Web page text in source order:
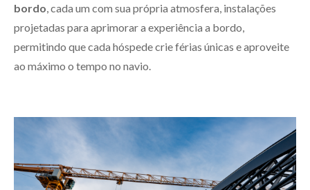
bordo , cada um com sua própria atmosfera, instalações
projetadas para aprimorar a experiência a bordo,
permitindo que cada hóspede crie férias únicas e aproveite
ao máximo o tempo no navio.